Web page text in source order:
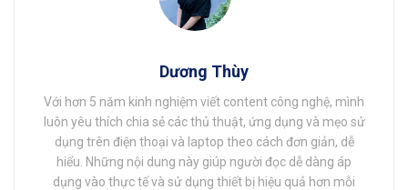
Dương Thùy
Với hơn 5 năm kinh nghiệm viết content công nghệ, mình
luôn yêu thích chia sẻ các thủ thuật, ứng dụng và mẹo sử
dụng trên điện thoại và laptop theo cách đơn giản, dễ
hiểu. Những nội dung này giúp người đọc dễ dàng áp
dụng vào thực tế và sử dụng thiết bị hiệu quả hơn mỗi